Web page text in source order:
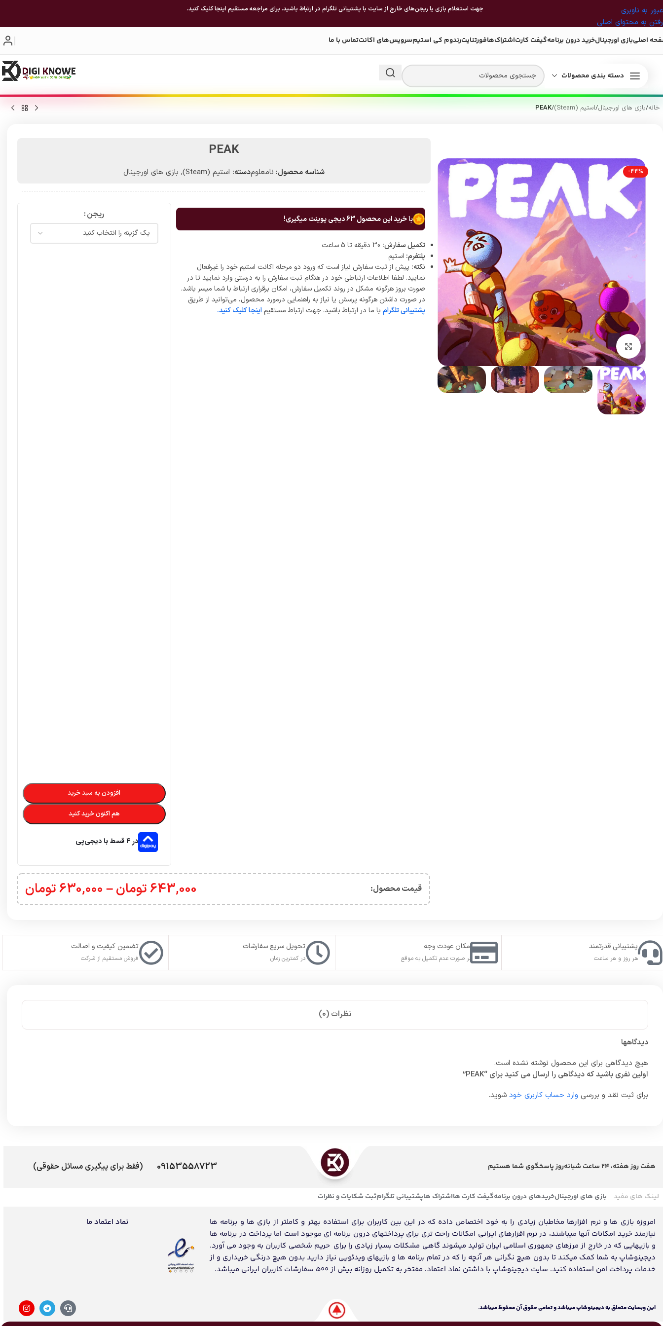
عبور به ناوبری
رفتن به محتوای اصلی
جهت استعلام بازی یا ریجن‌های خارج از سایت با پشتیبانی تلگرام در ارتباط باشید. برای مراجعه مستقیم اینجا کلیک کنید.
اصلیبازی اورجینالخرید درون برنامهگیفت کارتاشتراک‌هافورتنایترندوم کی استیمسرویس‌های اکانتتماس با ما
دسته بندی محصولات
خانه/بازی های اورجینال/استیم (Steam) /
PEAK
-44%
بزرگنمایی تصویر
PEAK
شناسه محصول: نامعلومدسته: استیم (Steam) , بازی های اورجینال
با خرید این محصول63دیجی پوینت میگیری!
تکمیل سفارش:
پلتفرم: استیم
نکته: پیش از ثبت سفارش نیاز است که ورود دو مرحله اکانت استیم خود را غیرفعال
نمایید. لطفا اطلاعات ارتباطی خود در هنگام ثبت سفارش را به درستی وارد نمایید تا در
صورت بروز هرگونه مشکل در روند تکمیل سفارش، امکان برقراری ارتباط با شما میسر باشد.
در صورت داشتن هرگونه پرسش یا نیاز به راهنمایی درمورد محصول، می‌توانید از طریق
پشتیبانی تلگرامبا ما در ارتباط باشید. جهت ارتباط مستقیم اینجا کلیک کنید.
ریجن
افزودن به سبد خرید
هم اکنون خرید کنید
در ۴ قسط با دیجی‌پی
قیمت محصول:​ 643,000تومان–
630,000تومان
پشتیبانی قدرتمند
هر روز و هر ساعت
امکان عودت وجه
در صورت عدم تکمیل به موقع
تحویل سریع سفارشات
در کمترین زمان
تضمین کیفیت و اصالت
فروش مستقیم از شرکت
نظرات (0)
دیدگاهها
هیچ دیدگاهی برای این محصول نوشته نشده است.
اولین نفری باشید که دیدگاهی را ارسال می کنید برای “PEAK”
برای ثبت نقد و بررسی وارد حساب کاربری خود شوید.
هفت روز هفته، 24 ساعت شبانه‌روز پاسخگوی شما هستیم 09153558723 (فقط برای پیگیری مسائل حقوقی)
لینک های مفید بازی های اورجینالخریدهای درون برنامهگیفت کارت هااشتراک هاپشتیبانی تلگرامثبت شکایات و نظرات
امروزه بازی ها و نرم افزارها مخاطبان زیادی را به خود اختصاص داده که در این بین کاربران برای استفاده بهتر و کاملتر از بازی ها و برنامه ها
نیازمند خرید امکانات آنها میباشند، در نرم افزارهای ایرانی امکانات راحت تری برای پرداختهای درون برنامه ای موجود است اما پرداخت در برنامه ها
و بازیهایی که در خارج از مرزهای جمهوری اسلامی ایران تولید میشوند گاهی مشکلات بسیار زیادی را برای حریم شخصی کاربران به وجود می آورد.
دیجینوشاپ به شما کمک میکند تا بدون هیچ نگرانی هر آنچه را که در تمام برنامه ها و بازیهای ویدئویی نیاز دارید بدون هیچ درنگی خریداری و از
خدمات پرداخت امن استفاده کنید. سایت دیجینوشاپ با داشتن نماد اعتماد، مفتخر به تکمیل روزانه بیش از 500 سفارشات کاربران ایرانی میباشد.
نماد اعتماد ما
اين وبسايت متعلق به دیجینوشاپ ميباشد و تمامی حقوق آن محفوظ ميباشد.